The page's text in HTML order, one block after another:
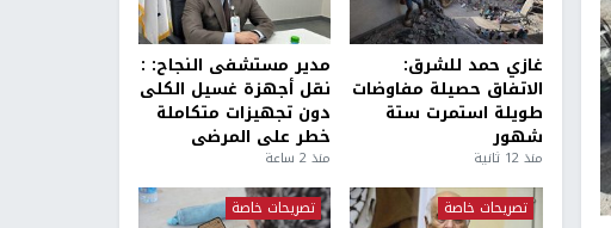
غازي حمد للشرق:
الاتفاق حصيلة مفاوضات
طويلة استمرت ستة
شهور
منذ 12 ثانية
مدير مستشفى النجاح: :
نقل أجهزة غسيل الكلى
دون تجهيزات متكاملة
خطر على المرضى
منذ 2 ساعة
تصريحات خاصة تصريحات خاصة